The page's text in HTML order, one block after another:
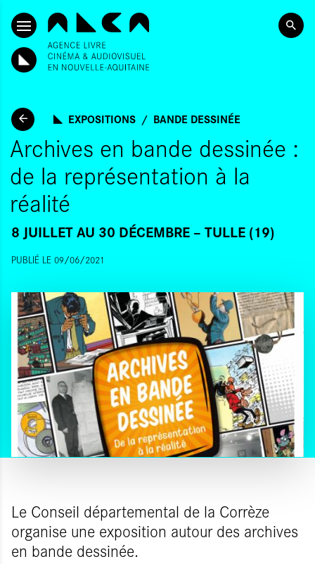
ALLER AU CONTENU PRINCIPAL
EXPOSITIONS BANDE DESSINÉE
Archives en bande dessinée :
de la représentation à la
réalité
8 JUILLET AU 30 DÉCEMBRE TULLE (19)
PUBLIÉ LE 09/06/2021
Le Conseil départemental de la Corrèze
organise une exposition autour des archives
en bande dessinée.